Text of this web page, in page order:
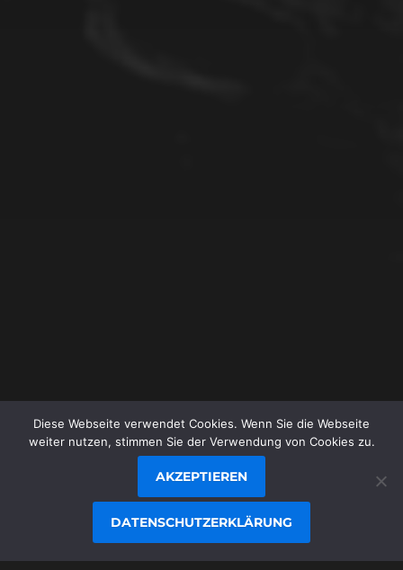
© 1996-2026STEFAN JUNGER/
JUNGER.NET
THEMA VONANDERS NORÉN
Diese Webseite verwendet Cookies. Wenn Sie die Webseite
weiter nutzen, stimmen Sie der Verwendung von Cookies zu.
AKZEPTIEREN
DATENSCHUTZERKLÄRUNG